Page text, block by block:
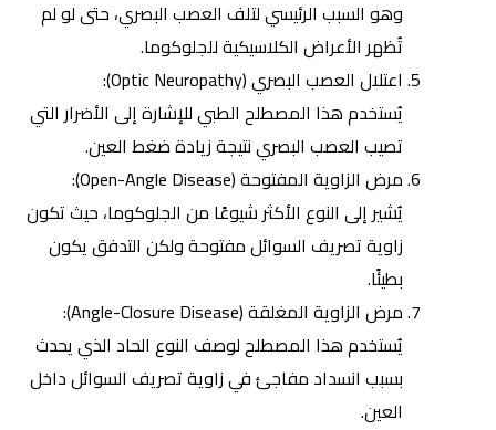
وهو السبب الرئيسي لتلف العصب البصري، حتى لو لم
تُظهر الأعراض الكلاسيكية للجلوكوما.
اعتلال العصب البصري (Optic Neuropathy):
يُستخدم هذا المصطلح الطبي للإشارة إلى الأضرار التي
تصيب العصب البصري نتيجة زيادة ضغط العين.
مرض الزاوية المفتوحة (Open-Angle Disease):
يُشير إلى النوع الأكثر شيوعًا من الجلوكوما، حيث تكون
زاوية تصريف السوائل مفتوحة ولكن التدفق يكون
بطيئًا.
مرض الزاوية المغلقة (Angle-Closure Disease):
يُستخدم هذا المصطلح لوصف النوع الحاد الذي يحدث
بسبب انسداد مفاجئ في زاوية تصريف السوائل داخل
العين.